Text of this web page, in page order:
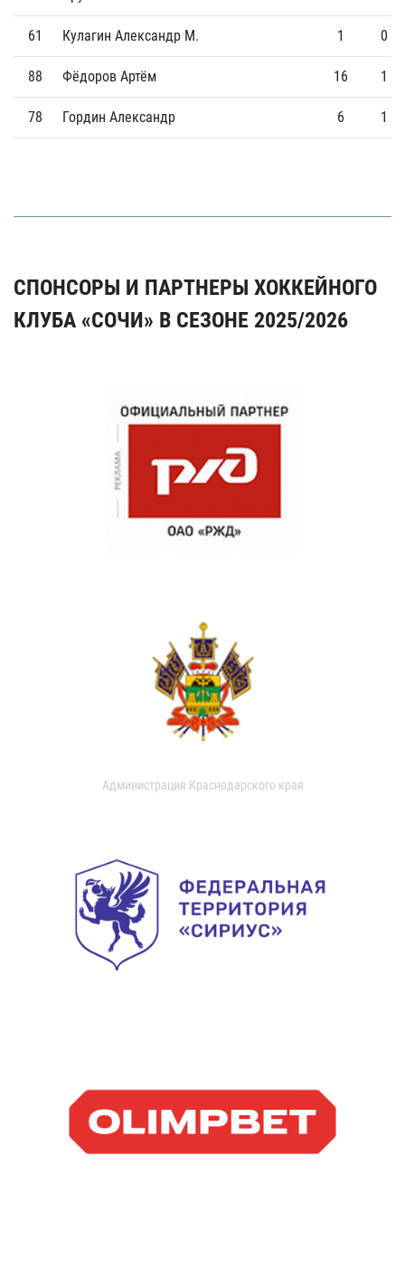
61 Кулагин Александр М. 1 0
88 Фёдоров Артём 16 1
78 Гордин Александр 6 1
СПОНСОРЫ И ПАРТНЕРЫ ХОККЕЙНОГО
КЛУБА «СОЧИ» В СЕЗОНЕ 2025/2026
Администрация Краснодарского края